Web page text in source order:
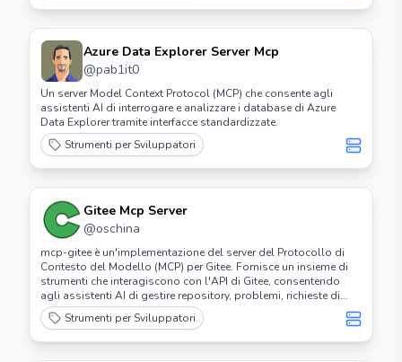
Azure Data Explorer Server Mcp
@pab1it0
Un server Model Context Protocol (MCP) che consente agli
assistenti AI di interrogare e analizzare i database di Azure
Data Explorer tramite interfacce standardizzate.
Strumenti per Sviluppatori
Gitee Mcp Server
@oschina
mcp-gitee è un'implementazione del server del Protocollo di
Contesto del Modello (MCP) per Gitee. Fornisce un insieme di
strumenti che interagiscono con l'API di Gitee, consentendo
agli assistenti AI di gestire repository, problemi, richieste di
pull, ecc.
Strumenti per Sviluppatori